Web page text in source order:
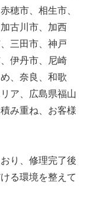
穂市、相生市、
古川市、加西
三田市、神戸
伊丹市、尼崎
、奈良、和歌
ア、広島県福山
み重ね、お客様
り、修理完了後
る環境を整えて